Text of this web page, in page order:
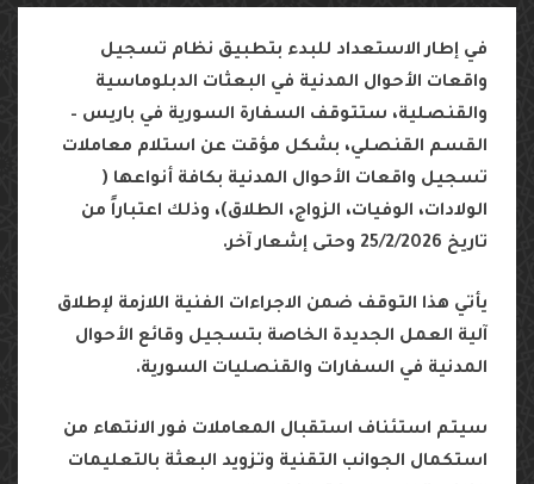
في إطار الاستعداد للبدء بتطبيق نظام تسجيل
واقعات الأحوال المدنية في البعثات الدبلوماسية
والقنصلية، ستتوقف السفارة السورية في باريس –
القسم القنصلي، بشكل مؤقت عن استلام معاملات
تسجيل واقعات الأحوال المدنية بكافة أنواعها (
الولادات، الوفيات، الزواج، الطلاق)، وذلك اعتباراً من
تاريخ
وحتى إشعار آخر.
يأتي هذا التوقف ضمن الاجراءات الفنية اللازمة لإطلاق
آلية العمل الجديدة الخاصة بتسجيل وقائع الأحوال
المدنية في السفارات والقنصليات السورية.
سيتم استئناف استقبال المعاملات فور الانتهاء من
استكمال الجوانب التقنية وتزويد البعثة بالتعليمات